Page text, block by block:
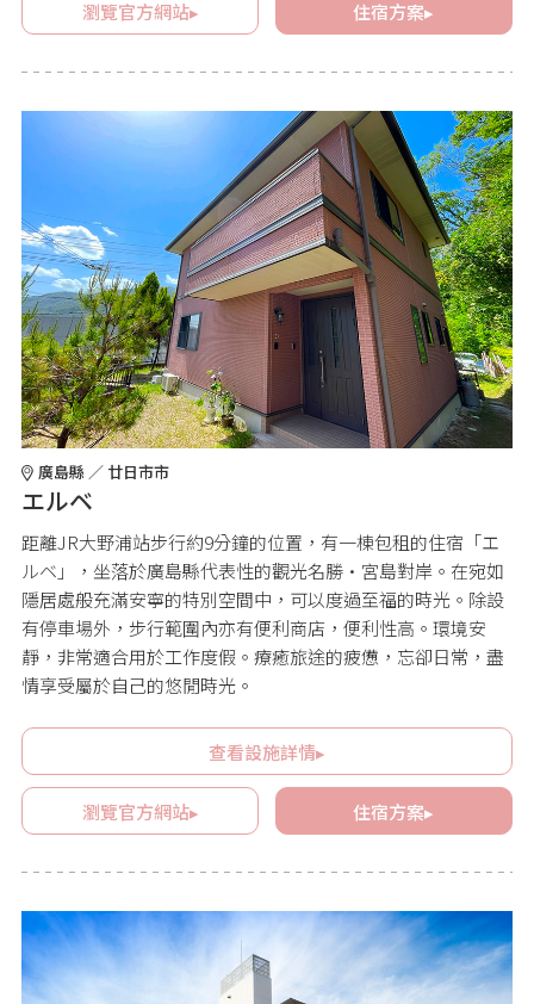
瀏覽官方網站▸ 住宿方案▸
廣島縣 ／ 廿日市市
エルベ
距離JR大野浦站步行約9分鐘的位置，有一棟包租的住宿「エ
ルベ」，坐落於廣島縣代表性的觀光名勝·宮島對岸。在宛如
隱居處般充滿安寧的特別空間中，可以度過至福的時光。除設
有停車場外，步行範圍內亦有便利商店，便利性高。環境安
靜，非常適合用於工作度假。療癒旅途的疲憊，忘卻日常，盡
情享受屬於自己的悠閒時光。
查看設施詳情▸
瀏覽官方網站▸ 住宿方案▸